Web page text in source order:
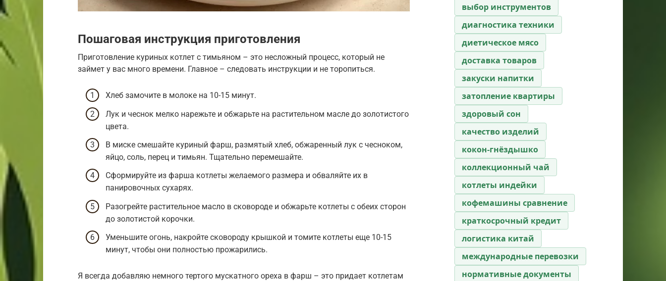
Пошаговая инструкция приготовления
Приготовление куриных котлет с тимьяном – это несложный процесс, который не
займет у вас много времени. Главное – следовать инструкции и не торопиться.
Хлеб замочите в молоке на 10-15 минут.
Лук и чеснок мелко нарежьте и обжарьте на растительном масле до золотистого
цвета.
В миске смешайте куриный фарш, размятый хлеб, обжаренный лук с чесноком,
яйцо, соль, перец и тимьян. Тщательно перемешайте.
Сформируйте из фарша котлеты желаемого размера и обваляйте их в
панировочных сухарях.
Разогрейте растительное масло в сковороде и обжарьте котлеты с обеих сторон
до золотистой корочки.
Уменьшите огонь, накройте сковороду крышкой и томите котлеты еще 10-15
минут, чтобы они полностью прожарились.
Я всегда добавляю немного тертого мускатного ореха в фарш – это придает котлетам
выбор инструментов
диагностика техники
диетическое мясо
доставка товаров
закуски напитки
затопление квартиры
здоровый сон
качество изделий
кокон-гнёздышко
коллекционный чай
котлеты индейки
кофемашины сравнение
краткосрочный кредит
логистика китай
международные перевозки
нормативные документы